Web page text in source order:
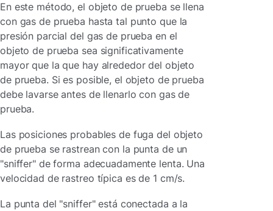
En este método, el objeto de prueba se llena
con gas de prueba hasta tal punto que la
presión parcial del gas de prueba en el
objeto de prueba sea significativamente
mayor que la que hay alrededor del objeto
de prueba. Si es posible, el objeto de prueba
debe lavarse antes de llenarlo con gas de
prueba.
Las posiciones probables de fuga del objeto
de prueba se rastrean con la punta de un
"sniffer" de forma adecuadamente lenta. Una
velocidad de rastreo típica es de 1 cm/s.
La punta del "sniffer" está conectada a la